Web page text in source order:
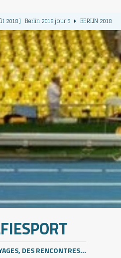
2018 ] Berlin 2018 jour 5
BERLIN 2018
2018 ] Berlin 2018 jour 4
BERLIN 2018
2018 ] Berlin 2018 Jour 3
BERLIN 2018
2018 ] Berlin 2018 jour 2
BERLIN 2018
2018 ] Berlin 2018 jour 6 BERLIN 2018
DES RENCONTRES...